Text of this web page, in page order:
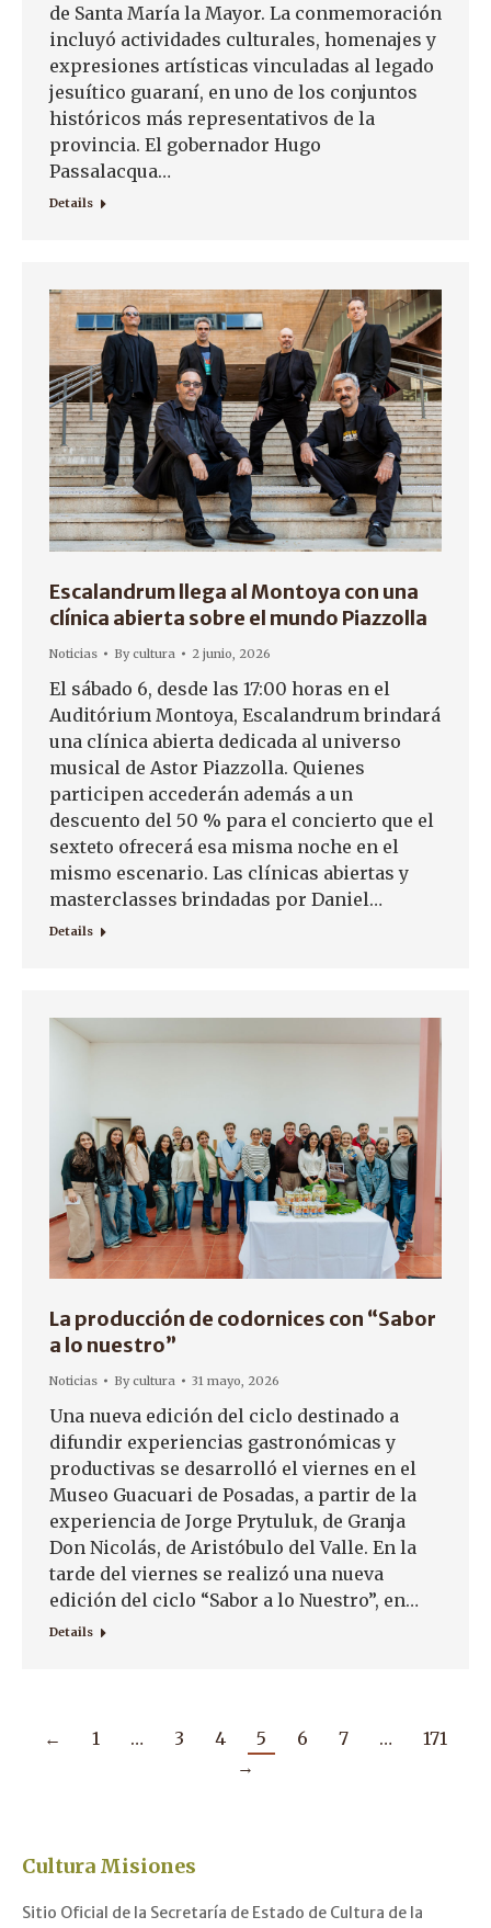
de Santa María la Mayor. La conmemoración
incluyó actividades culturales, homenajes y
expresiones artísticas vinculadas al legado
jesuítico guaraní, en uno de los conjuntos
históricos más representativos de la
provincia. El gobernador Hugo
Passalacqua…
Details
Escalandrum llega al Montoya con una
clínica abierta sobre el mundo Piazzolla
Noticias Bycultura 2 junio, 2026
El sábado 6, desde las 17:00 horas en el
Auditórium Montoya, Escalandrum brindará
una clínica abierta dedicada al universo
musical de Astor Piazzolla. Quienes
participen accederán además a un
descuento del 50 % para el concierto que el
sexteto ofrecerá esa misma noche en el
mismo escenario. Las clínicas abiertas y
masterclasses brindadas por Daniel…
Details
La producción de codornices con “Sabor
a lo nuestro”
Noticias Bycultura 31 mayo, 2026
Una nueva edición del ciclo destinado a
difundir experiencias gastronómicas y
productivas se desarrolló el viernes en el
Museo Guacuari de Posadas, a partir de la
experiencia de Jorge Prytuluk, de Granja
Don Nicolás, de Aristóbulo del Valle. En la
tarde del viernes se realizó una nueva
edición del ciclo “Sabor a lo Nuestro”, en…
Details
← 1 … 3 4 5 6 7 …
171
→
Cultura Misiones
Sitio Oficial de la Secretaría de Estado de Cultura de la